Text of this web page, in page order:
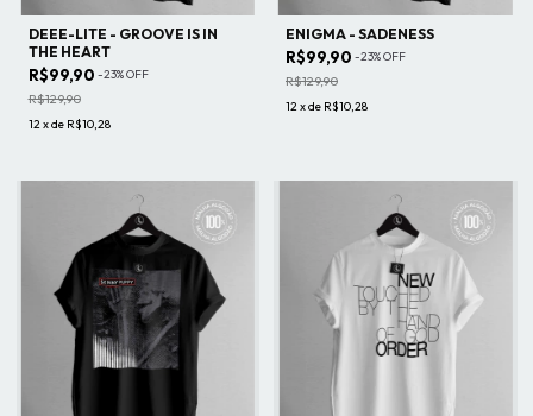
DEEE-LITE - GROOVE IS IN
THE HEART
R$99,90 -23%OFF
R$129,90
12 xde R$10,28
ENIGMA - SADENESS
R$99,90 -23%OFF
R$129,90
12 xde R$10,28